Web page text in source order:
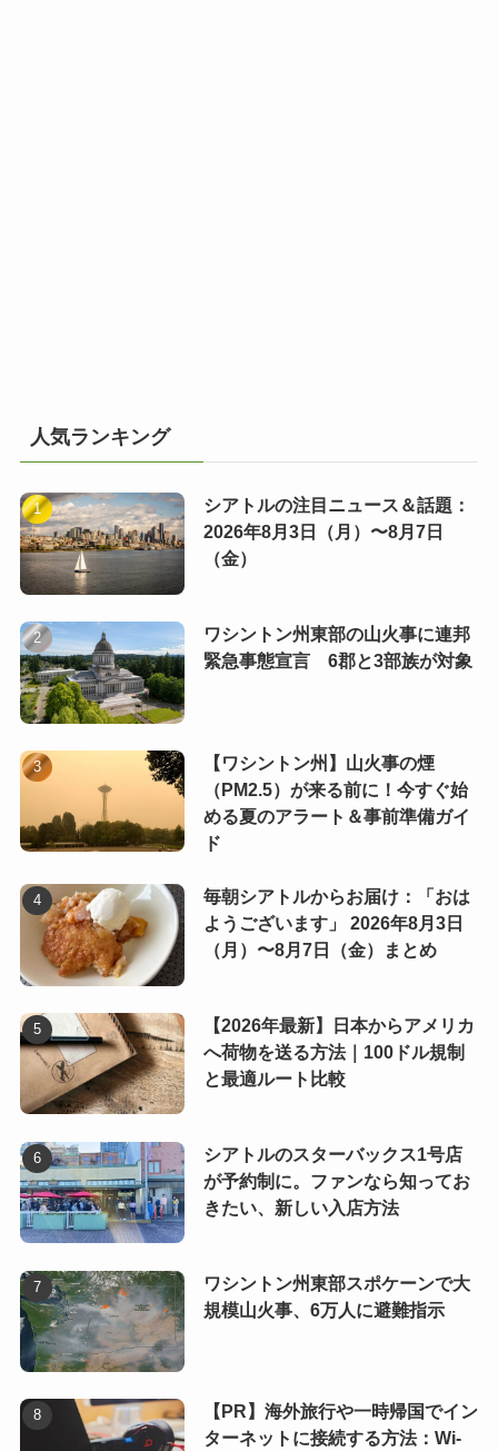
人気ランキング
シアトルの注目ニュース＆話題：
2026年8月3日（月）〜8月7日
（金）
ワシントン州東部の山火事に連邦
緊急事態宣言 6郡と3部族が対象
【ワシントン州】山火事の煙
（PM2.5）が来る前に！今すぐ始
める夏のアラート＆事前準備ガイ
ド
毎朝シアトルからお届け：「おは
ようございます」 2026年8月3日
（月）〜8月7日（金）まとめ
【2026年最新】日本からアメリカ
へ荷物を送る方法｜100ドル規制
と最適ルート比較
シアトルのスターバックス1号店
が予約制に。ファンなら知ってお
きたい、新しい入店方法
ワシントン州東部スポケーンで大
規模山火事、6万人に避難指示
【PR】海外旅行や一時帰国でイン
ターネットに接続する方法：Wi-